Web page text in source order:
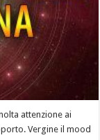
attenzione ai
Vergine il mood